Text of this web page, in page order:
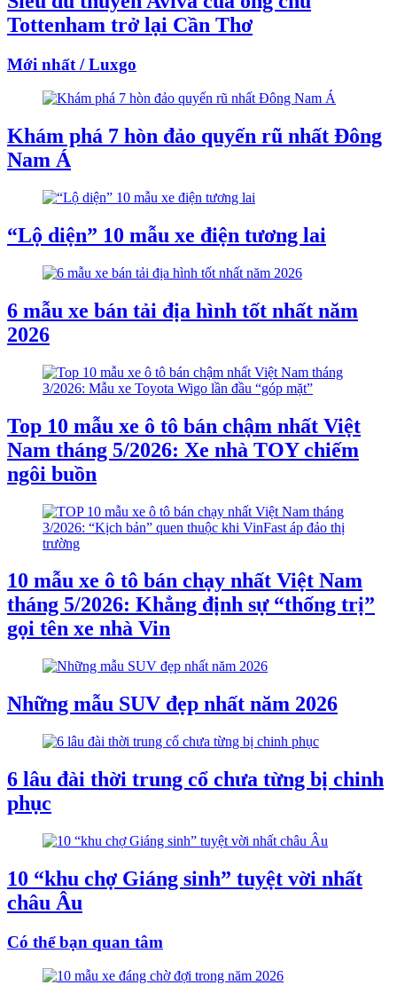
Tottenham trở lại Cần Thơ
Mới nhất / Luxgo
Khám phá 7 hòn đảo quyến rũ nhất Đông
Nam Á
“Lộ diện” 10 mẫu xe điện tương lai
6 mẫu xe bán tải địa hình tốt nhất năm
2026
Top 10 mẫu xe ô tô bán chậm nhất Việt
Nam tháng 5/2026: Xe nhà TOY chiếm
ngôi buồn
10 mẫu xe ô tô bán chạy nhất Việt Nam
tháng 5/2026: Khẳng định sự “thống trị”
gọi tên xe nhà Vin
Những mẫu SUV đẹp nhất năm 2026
6 lâu đài thời trung cổ chưa từng bị chinh
phục
10 “khu chợ Giáng sinh” tuyệt vời nhất
châu Âu
Có thể bạn quan tâm